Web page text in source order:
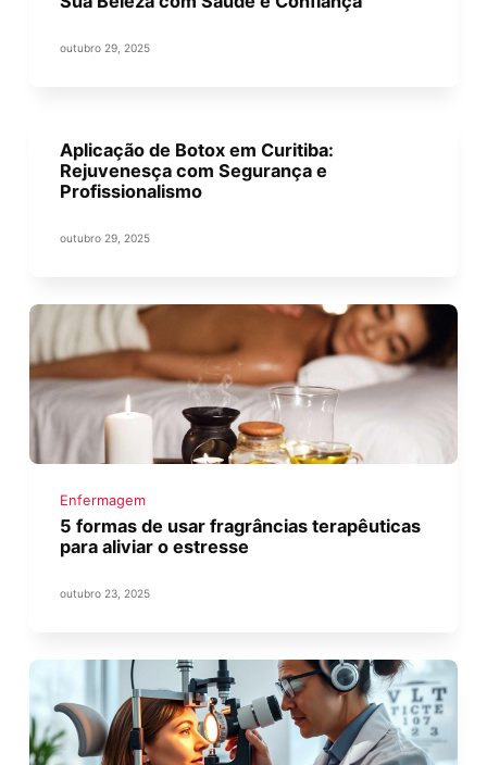
outubro 29, 2025
Aplicação de Botox em Curitiba:
Rejuvenesça com Segurança e
Profissionalismo
outubro 29, 2025
Enfermagem
5 formas de usar fragrâncias terapêuticas
para aliviar o estresse
outubro 23, 2025